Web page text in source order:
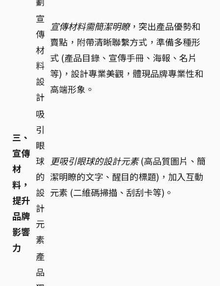
三、
宣傳
材
料，
提升
品牌
影響
力
宣
傳
材
料
設
計
宣傳材料需簡潔明瞭，突出產品優勢和
賣點，附帶清晰聯繫方式，準備多種形
式 (產品目錄、宣傳手冊、海報、名片
等)，設計專業美觀，體現品牌專業性和
高端形象。
吸
引
眼
球
的
設
計
元
素
更吸引眼球的設計元素(高品質圖片、簡
潔明瞭的文字、醒目的標題)，加入互動
元素 (二維碼掃描、刮刮卡等)。
產
品